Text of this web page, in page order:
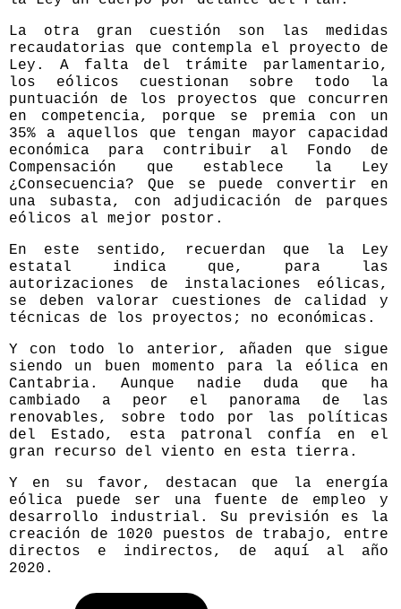
La otra gran cuestión son las medidas
recaudatorias que contempla el proyecto de
Ley. A falta del trámite parlamentario,
los eólicos cuestionan sobre todo la
puntuación de los proyectos que concurren
en competencia, porque se premia con un
35% a aquellos que tengan mayor capacidad
económica para contribuir al Fondo de
Compensación que establece la Ley
¿Consecuencia? Que se puede convertir en
una subasta, con adjudicación de parques
eólicos al mejor postor.
En este sentido, recuerdan que la Ley
estatal indica que, para las
autorizaciones de instalaciones eólicas,
se deben valorar cuestiones de calidad y
técnicas de los proyectos; no económicas.
Y con todo lo anterior, añaden que sigue
siendo un buen momento para la eólica en
Cantabria. Aunque nadie duda que ha
cambiado a peor el panorama de las
renovables, sobre todo por las políticas
del Estado, esta patronal confía en el
gran recurso del viento en esta tierra.
Y en su favor, destacan que la energía
eólica puede ser una fuente de empleo y
desarrollo industrial. Su previsión es la
creación de 1020 puestos de trabajo, entre
directos e indirectos, de aquí al año
2020.